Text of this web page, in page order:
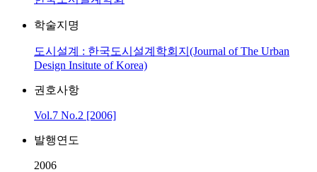
학술지명
도시설계 : 한국도시설계학회지(Journal of The Urban
Design Insitute of Korea)
권호사항
Vol.7 No.2 [2006]
발행연도
2006